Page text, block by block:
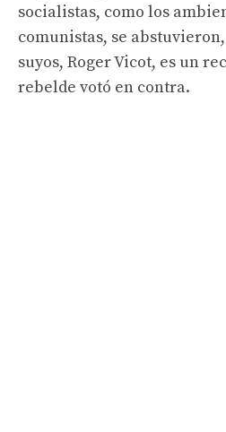
socialistas, como los
comunistas, se
suyos, Roger Vicot, es un
rebelde votó en contra.